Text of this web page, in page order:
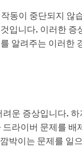
동이 중단되지 않
입니다. 이러한 증
알려주는 이러한
운 증상입니다.
라이버 문제를 배
박이는 문제를 일